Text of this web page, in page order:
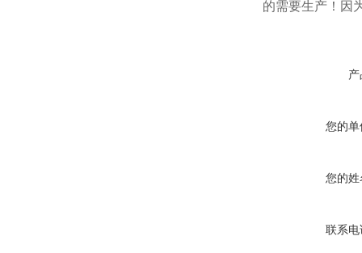
的需要生产！因
您的单
您的姓
联系电